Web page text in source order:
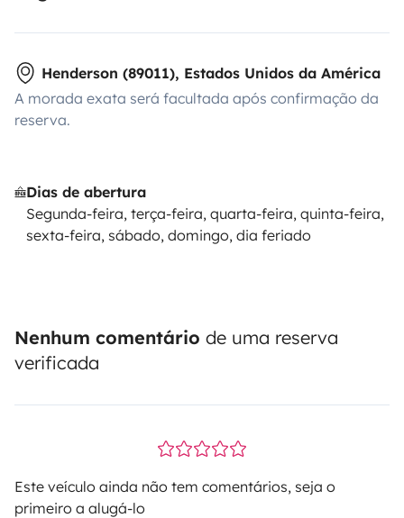
Henderson (89011), Estados Unidos da América
A morada exata será facultada após confirmação da
reserva.
Dias de abertura
Segunda-feira, terça-feira, quarta-feira, quinta-feira,
sexta-feira, sábado, domingo, dia feriado
Nenhum comentário de uma reserva
verificada
Este veículo ainda não tem comentários, seja o
primeiro a alugá-lo